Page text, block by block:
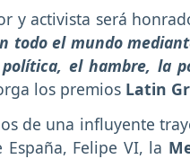
y activista será
todo el mundo
el hambre, la
los premios Latin
de una influyente
Felipe VI, la